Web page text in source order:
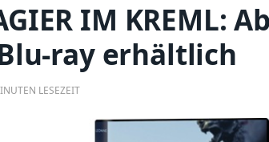
IM KREML:
ray erhältlich
LESEZEIT